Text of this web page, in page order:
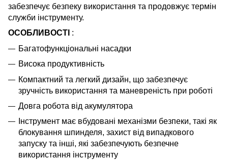
забезпечує безпеку використання та продовжує термін
служби інструменту.
ОСОБЛИВОСТІ :
Багатофункціональні насадки
Висока продуктивність
Компактний та легкий дизайн, що забезпечує
зручність використання та маневреність при роботі
Довга робота від акумулятора
Інструмент має вбудовані механізми безпеки, такі як
блокування шпинделя, захист від випадкового
запуску та інші, які забезпечують безпечне
використання інструменту